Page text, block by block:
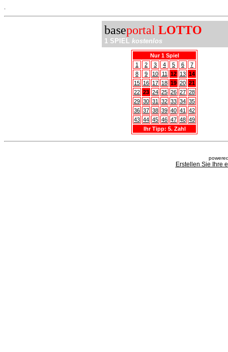
baseportal LOTTO
1 SPIEL kostenlos
Nur 1 Spiel
1
2 3 4 5 6
7
8
9 10 11 12 13 14
15 16 17 18 19 20 21
22 23 24 25 26 27 28
29 30 31 32 33 34 35
36 37 38 39 40 41
42
43 44 45 46 47 48 49
Ihr Tipp: 5. Zahl
Erstellen Sie Ihre